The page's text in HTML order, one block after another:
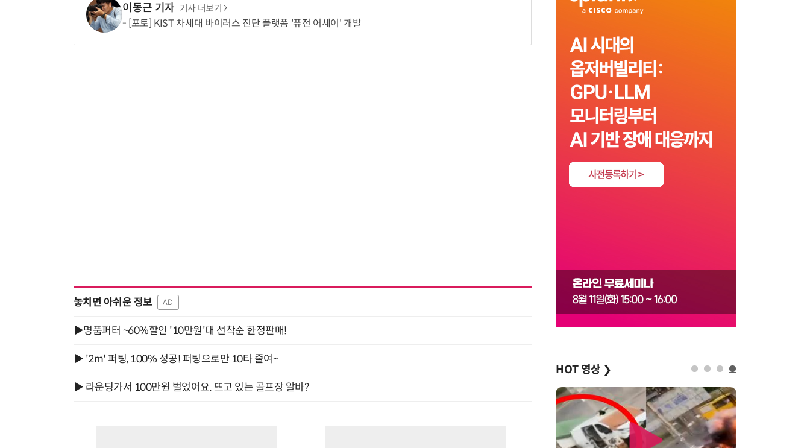
이동근 기자 기사 더보기
[포토] KIST 차세대 바이러스 진단 플랫폼 '퓨전 어세이' 개발
놓치면 아쉬운 정보 AD
▶명품퍼터 ~60%할인 '10만원'대 선착순 한정판매!
▶ '2m' 퍼팅, 100% 성공! 퍼팅으로만 10타 줄여~
▶ 라운딩가서 100만원 벌었어요. 뜨고 있는 골프장 알바?
HOT 영상 ❯